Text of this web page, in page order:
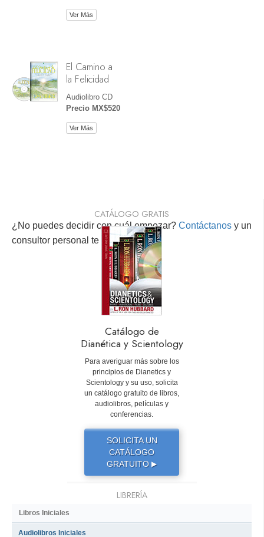
Ver Más
El Camino a
la Felicidad
Audiolibro CD
Precio MX$520
Ver Más
¿No puedes decidir con cuál empezar? Contáctanos y un
consultor personal te ayudará.
CATÁLOGO GRATIS
Catálogo de
Dianética y Scientology
Para averiguar más sobre los
principios de Dianetics y
Scientology y su uso, solicita
un catálogo gratuito de libros,
audiolibros, películas y
conferencias.
SOLICITA UN
CATÁLOGO
GRATUITO ▶
LIBRERÍA
Libros Iniciales
Audiolibros Iniciales